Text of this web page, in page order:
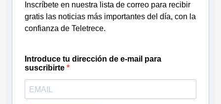
Inscríbete en nuestra lista de correo para recibir
gratis las noticias más importantes del día, con la
confianza de Teletrece.
Introduce tu dirección de e-mail para
suscribirte